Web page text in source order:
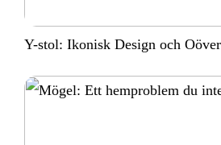
Y-stol: Ikonisk Design och